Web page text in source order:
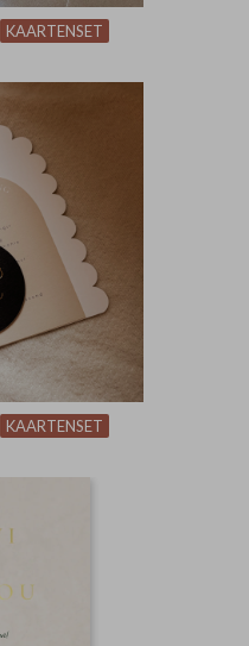
KAARTENSET
KAARTENSET